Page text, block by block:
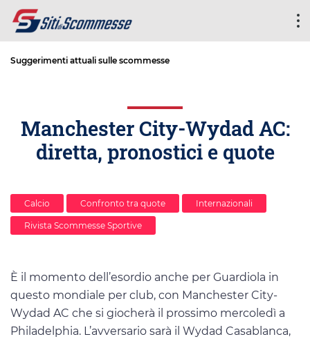
Suggerimenti attuali sulle scommesse
Manchester City-Wydad AC:
diretta, pronostici e quote
Calcio Confronto tra quote Internazionali
Rivista Scommesse Sportive
È il momento dell’esordio anche per Guardiola in
questo mondiale per club, con Manchester City-
Wydad AC che si giocherà il prossimo mercoledì a
Philadelphia. L’avversario sarà il Wydad Casablanca,